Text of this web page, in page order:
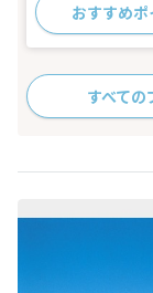
おすすめポ
すべての